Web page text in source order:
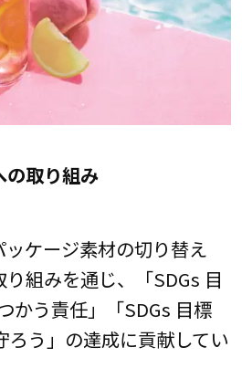
の取り組み
ケージ素材の切り替え
組みを通じ、「SDGs 目
かう責任」「SDGs 目標
ろう」の達成に貢献してい